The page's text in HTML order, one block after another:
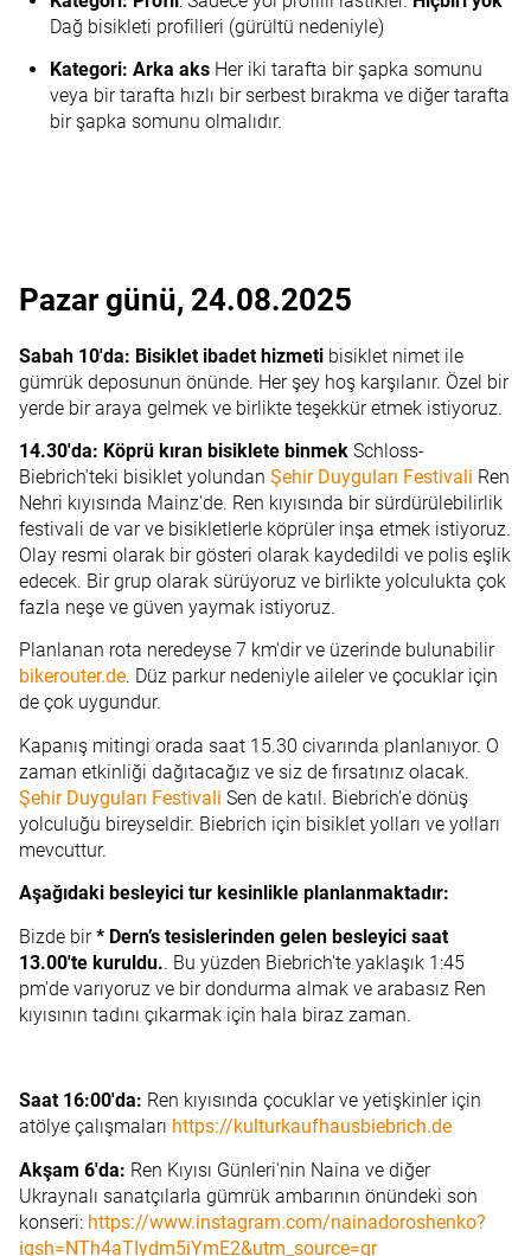
Dağ bisikleti profilleri (gürültü nedeniyle)
Kategori: Arka aksHer iki tarafta bir şapka somunu
veya bir tarafta hızlı bir serbest bırakma ve diğer tarafta
bir şapka somunu olmalıdır.
Pazar günü, 24.08.2025
Sabah 10'da: Bisiklet ibadet hizmeti bisiklet nimet ile
gümrük deposunun önünde. Her şey hoş karşılanır. Özel bir
yerde bir araya gelmek ve birlikte teşekkür etmek istiyoruz.
14.30'da: Köprü kıran bisiklete binmek Schloss-
Biebrich'teki bisiklet yolundan Şehir Duyguları Festivali Ren
Nehri kıyısında Mainz'de. Ren kıyısında bir sürdürülebilirlik
festivali de var ve bisikletlerle köprüler inşa etmek istiyoruz.
Olay resmi olarak bir gösteri olarak kaydedildi ve polis eşlik
edecek. Bir grup olarak sürüyoruz ve birlikte yolculukta çok
fazla neşe ve güven yaymak istiyoruz.
Planlanan rota neredeyse 7 km'dir ve üzerinde bulunabilir
bikerouter.de. Düz parkur nedeniyle aileler ve çocuklar için
de çok uygundur.
Kapanış mitingi orada saat 15.30 civarında planlanıyor. O
zaman etkinliği dağıtacağız ve siz de fırsatınız olacak.
Şehir Duyguları Festivali Sen de katıl. Biebrich'e dönüş
yolculuğu bireyseldir. Biebrich için bisiklet yolları ve yolları
mevcuttur.
Aşağıdaki besleyici tur kesinlikle planlanmaktadır:
Bizde bir* Dern’s tesislerinden gelen besleyici saat
13.00'te kuruldu.. Bu yüzden Biebrich'te yaklaşık 1:45
pm'de varıyoruz ve bir dondurma almak ve arabasız Ren
kıyısının tadını çıkarmak için hala biraz zaman.
Saat 16:00'da: Ren kıyısında çocuklar ve yetişkinler için
atölye çalışmaları https://kulturkaufhausbiebrich.de
Akşam 6'da: Ren Kıyısı Günleri'nin Naina ve diğer
Ukraynalı sanatçılarla gümrük ambarının önündeki son
konseri: https://www.instagram.com/nainadoroshenko?
igsh=NTh4aTIydm5iYmE2&utm_source=qr